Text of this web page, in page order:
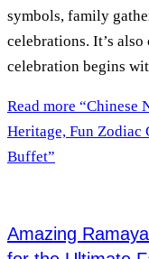
symbols, family
celebrations. It’s also
celebration begins
Read more “Chinese
Heritage, Fun Zodiac
Buffet”
Amazing